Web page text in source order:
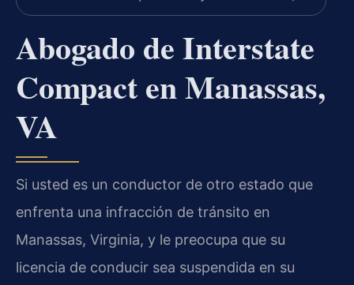
Abogado de Interstate
Compact en Manassas,
VA
Si usted es un conductor de otro estado que
enfrenta una infracción de tránsito en
Manassas, Virginia, y le preocupa que su
licencia de conducir sea suspendida en su